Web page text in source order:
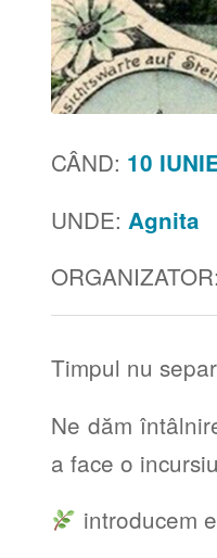
CÂND: 10
UNDE: Agnita
ORGANIZATOR:
Timpul nu
Ne dăm
a face o
introducem